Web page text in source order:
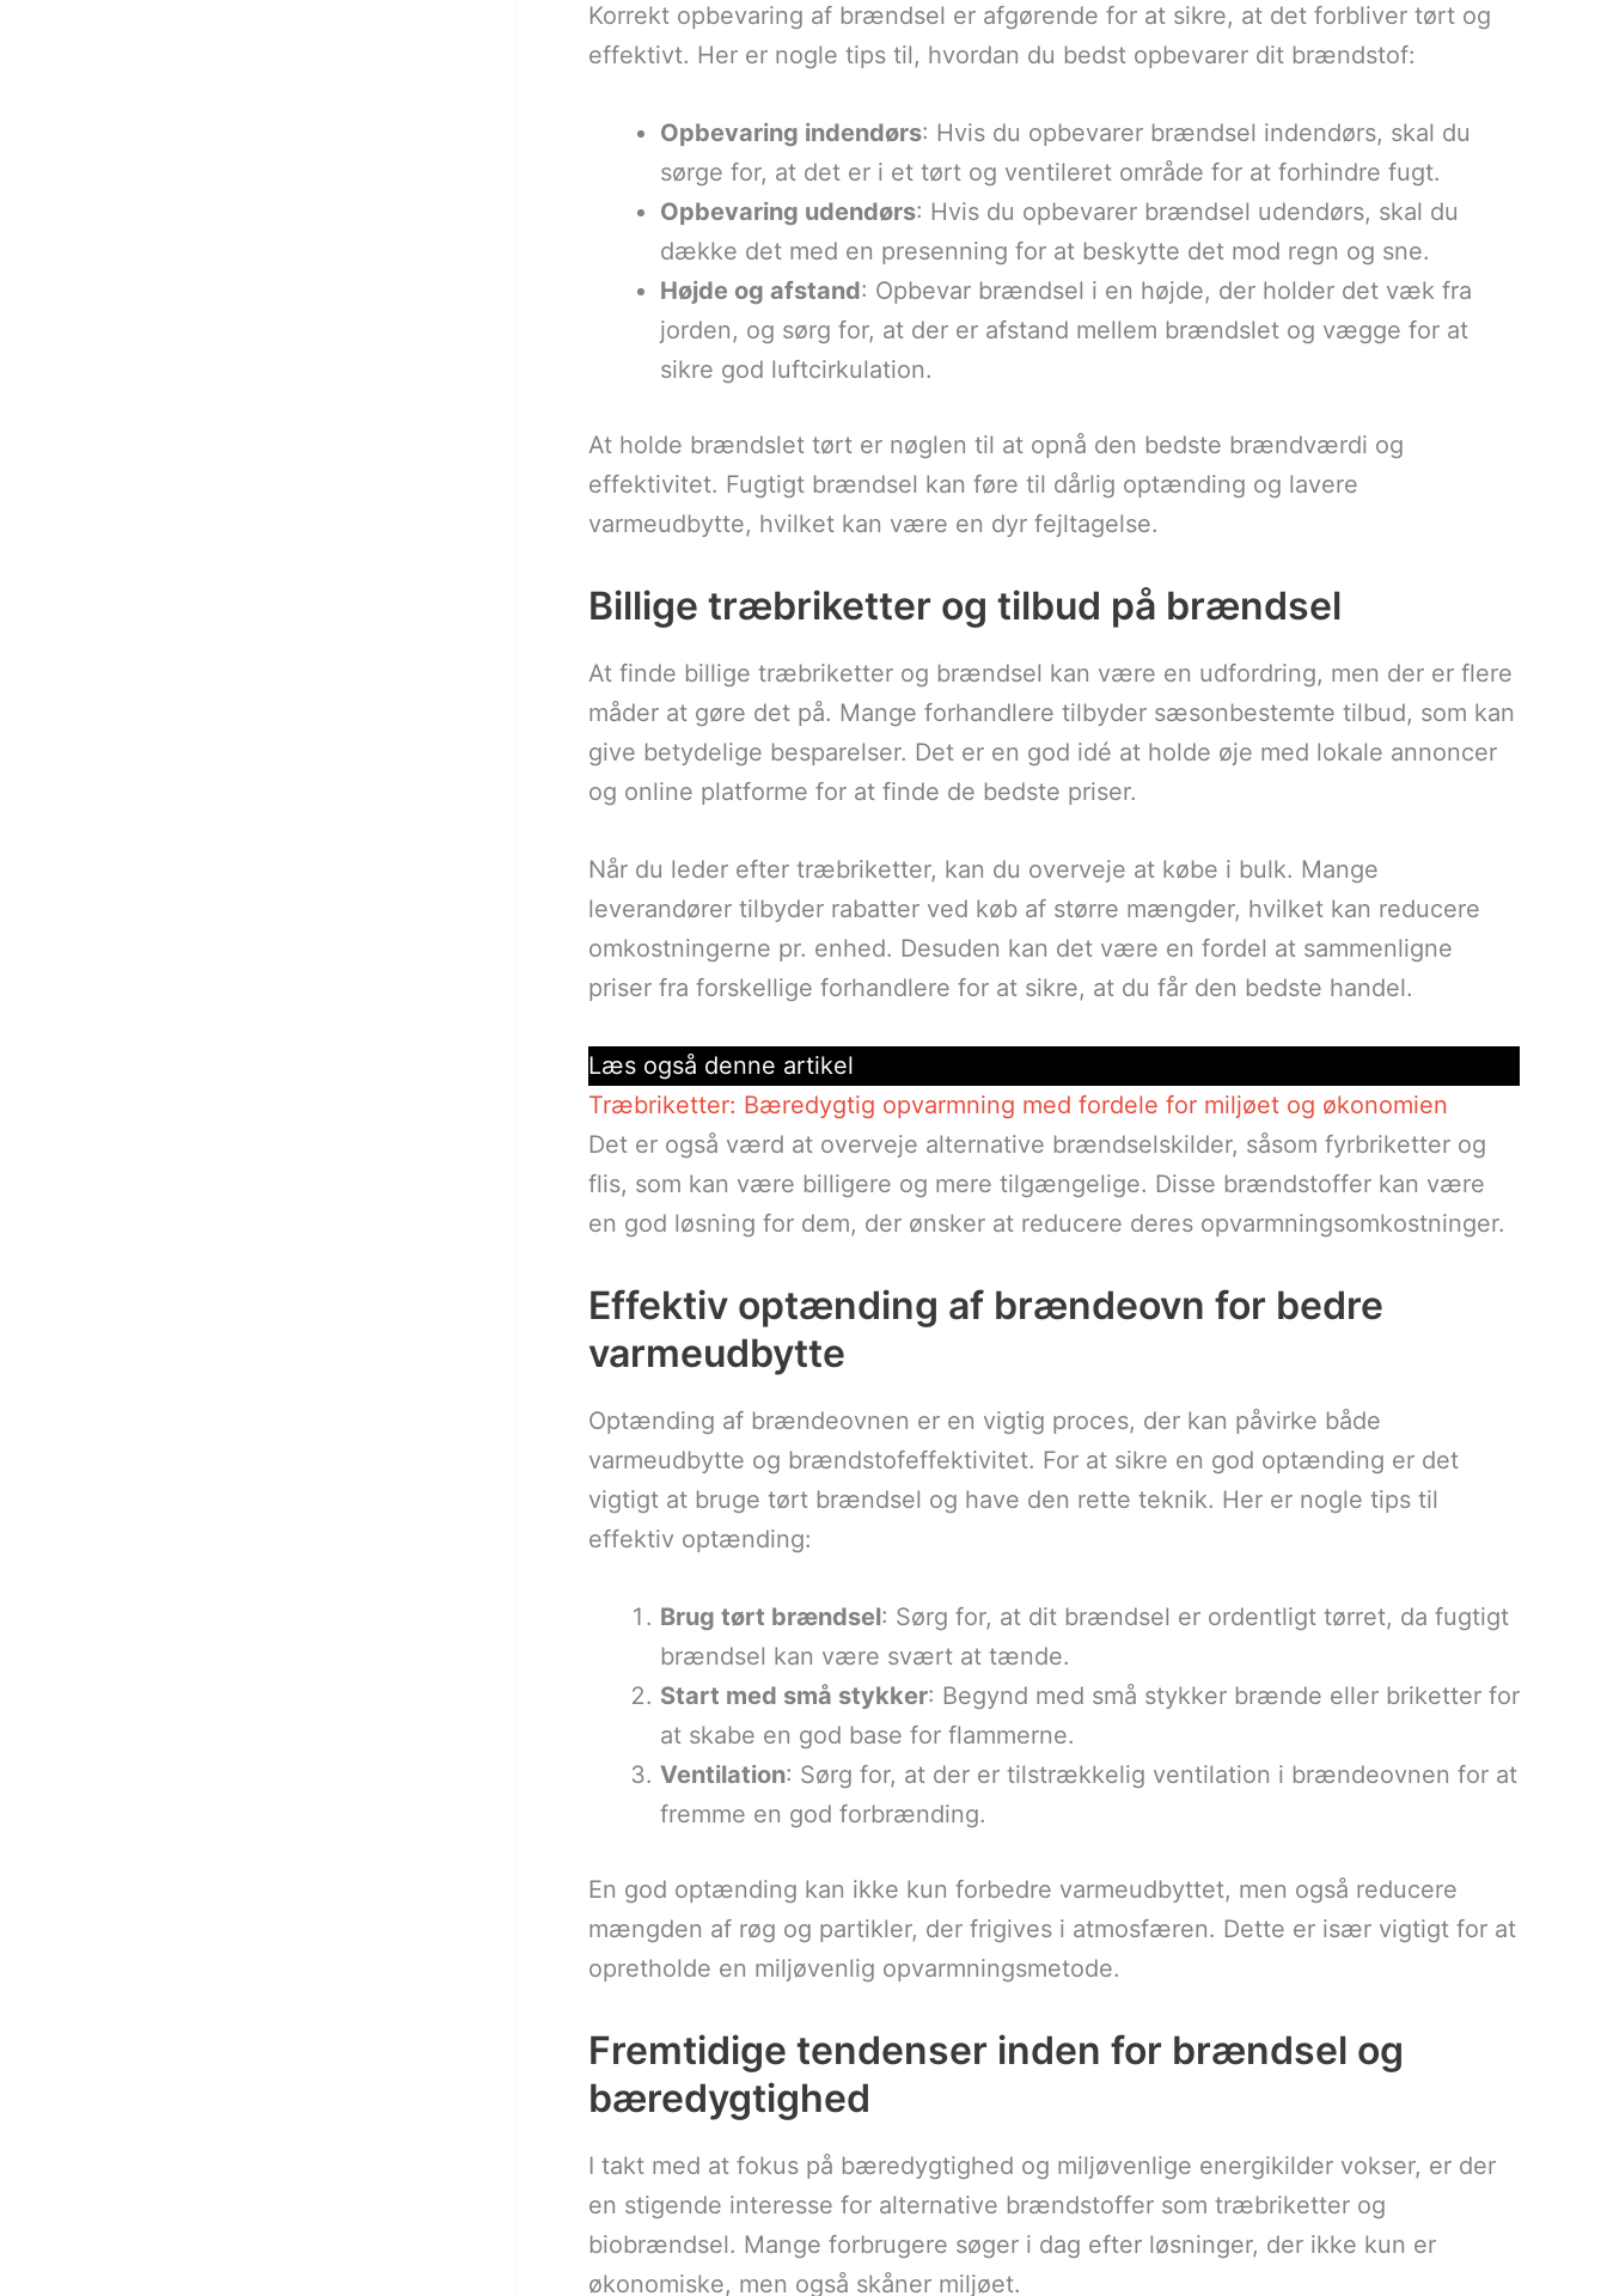
Korrekt opbevaring af brændsel er afgørende for at sikre, at det forbliver tørt og
effektivt. Her er nogle tips til, hvordan du bedst opbevarer dit brændstof:
Opbevaring indendørs: Hvis du opbevarer brændsel indendørs, skal du
sørge for, at det er i et tørt og ventileret område for at forhindre fugt.
Opbevaring udendørs: Hvis du opbevarer brændsel udendørs, skal du
dække det med en presenning for at beskytte det mod regn og sne.
Højde og afstand: Opbevar brændsel i en højde, der holder det væk fra
jorden, og sørg for, at der er afstand mellem brændslet og vægge for at
sikre god luftcirkulation.
At holde brændslet tørt er nøglen til at opnå den bedste brændværdi og
effektivitet. Fugtigt brændsel kan føre til dårlig optænding og lavere
varmeudbytte, hvilket kan være en dyr fejltagelse.
Billige træbriketter og tilbud på brændsel
At finde billige træbriketter og brændsel kan være en udfordring, men der er flere
måder at gøre det på. Mange forhandlere tilbyder sæsonbestemte tilbud, som kan
give betydelige besparelser. Det er en god idé at holde øje med lokale annoncer
og online platforme for at finde de bedste priser.
Når du leder efter træbriketter, kan du overveje at købe i bulk. Mange
leverandører tilbyder rabatter ved køb af større mængder, hvilket kan reducere
omkostningerne pr. enhed. Desuden kan det være en fordel at sammenligne
priser fra forskellige forhandlere for at sikre, at du får den bedste handel.
Læs også denne artikel
Træbriketter: Bæredygtig opvarmning med fordele for miljøet og økonomien
Det er også værd at overveje alternative brændselskilder, såsom fyrbriketter og
flis, som kan være billigere og mere tilgængelige. Disse brændstoffer kan være
en god løsning for dem, der ønsker at reducere deres opvarmningsomkostninger.
Effektiv optænding af brændeovn for bedre
varmeudbytte
Optænding af brændeovnen er en vigtig proces, der kan påvirke både
varmeudbytte og brændstofeffektivitet. For at sikre en god optænding er det
vigtigt at bruge tørt brændsel og have den rette teknik. Her er nogle tips til
effektiv optænding:
Brug tørt brændsel: Sørg for, at dit brændsel er ordentligt tørret, da fugtigt
brændsel kan være svært at tænde.
Start med små stykker: Begynd med små stykker brænde eller briketter for
at skabe en god base for flammerne.
Ventilation: Sørg for, at der er tilstrækkelig ventilation i brændeovnen for at
fremme en god forbrænding.
En god optænding kan ikke kun forbedre varmeudbyttet, men også reducere
mængden af røg og partikler, der frigives i atmosfæren. Dette er især vigtigt for at
opretholde en miljøvenlig opvarmningsmetode.
Fremtidige tendenser inden for brændsel og
bæredygtighed
I takt med at fokus på bæredygtighed og miljøvenlige energikilder vokser, er der
en stigende interesse for alternative brændstoffer som træbriketter og
biobrændsel. Mange forbrugere søger i dag efter løsninger, der ikke kun er
økonomiske, men også skåner miljøet.